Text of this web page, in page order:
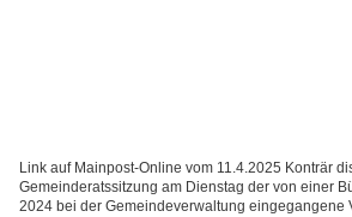
Link auf Mainpost-Online vom 11.4.2025 Konträr
Gemeinderatssitzung am Dienstag der von einer
2024 bei der Gemeindeverwaltung eingegangene